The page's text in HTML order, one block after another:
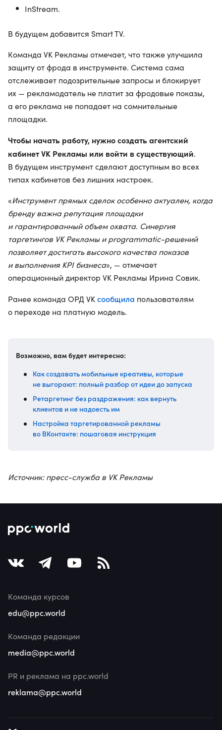
InStream.
В будущем добавится Smart TV.
Команда VK Рекламы отмечает, что также улучшила
защиту от фрода в инструменте. Система сама
отслеживает подозрительные запросы и блокирует
их — рекламодатель не платит за фродовые показы,
а его реклама не попадает на сомнительные
площадки.
Чтобы начать работу, нужно создать агентский
кабинет VK Рекламы или войти в существующий.
В будущем инструмент сделают доступным во всех
типах кабинетов без лишних настроек.
«Инструмент прямых сделок особенно актуален, когда
бренду важна репутация площадки
и гарантированный объем охвата. Синергия
таргетингов VK Рекламы и programmatic-решений
позволяет достигать высокого качества показов
и выполнения KPI бизнеса», — отмечает
операционный директор VK Рекламы Ирина Совик.
Ранее команда ОРД VKсообщила пользователям
о переходе на платную модель.
Возможно, вам будет интересно:
Как создавать мобильные креативы, которые
не выгорают: полный разбор от идеи до запуска
Ретаргетинг без раздражения: как вернуть
клиентов и не надоесть им
Настройка таргетированной рекламы
во ВКонтакте: пошаговая инструкция
Источник: пресс-служба в VK Рекламы
Команда курсов
edu@ppc.world
Команда редакции
media@ppc.world
PR и реклама на ppc.world
reklama@ppc.world